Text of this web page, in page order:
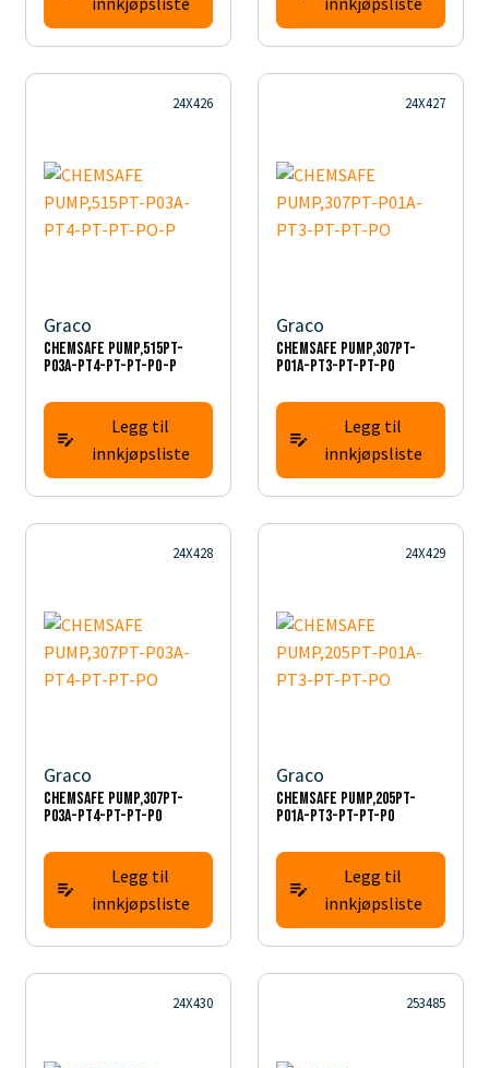
24X426
Graco
CHEMSAFE PUMP,515PT-
P03A-PT4-PT-PT-PO-P
Legg til
innkjøpsliste
24X427
Graco
CHEMSAFE PUMP,307PT-
P01A-PT3-PT-PT-PO
Legg til
innkjøpsliste
24X428
Graco
CHEMSAFE PUMP,307PT-
P03A-PT4-PT-PT-PO
Legg til
innkjøpsliste
24X429
Graco
CHEMSAFE PUMP,205PT-
P01A-PT3-PT-PT-PO
Legg til
innkjøpsliste
24X430 253485